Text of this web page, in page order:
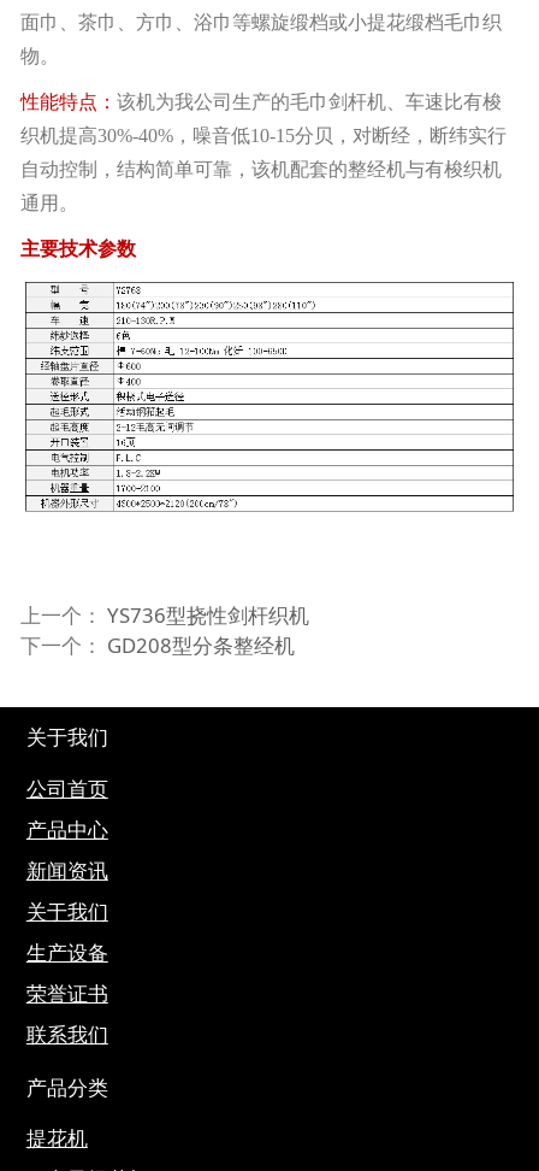
面巾、茶巾、方巾、浴巾等螺旋缎档或小提花缎档毛巾织
物。
性能特点： 该机为我公司生产的毛巾剑杆机、车速比有梭
织机提高30%-40%，噪音低10-15分贝，对断经，断纬实行
自动控制，结构简单可靠，该机配套的整经机与有梭织机
通用。
主要技术参数
上一个： YS736型挠性剑杆织机
下一个： GD208型分条整经机
关于我们
公司首页
产品中心
新闻资讯
关于我们
生产设备
荣誉证书
联系我们
产品分类
提花机